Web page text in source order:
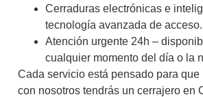
Cerraduras electrónicas e
tecnología avanzada de acceso.
Atención urgente 24h –
cualquier momento del día o la
Cada servicio está pensado para
con nosotros tendrás un cerrajero en